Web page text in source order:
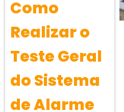
Como
Realizar o
Teste Geral
do Sistema
de Alarme